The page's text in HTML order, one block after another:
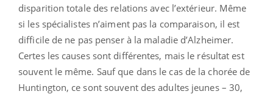
disparition totale des relations avec l’extérieur. Même
si les spécialistes n’aiment pas la comparaison, il est
difficile de ne pas penser à la maladie d’Alzheimer.
Certes les causes sont différentes, mais le résultat est
souvent le même. Sauf que dans le cas de la chorée de
Huntington, ce sont souvent des adultes jeunes – 30,